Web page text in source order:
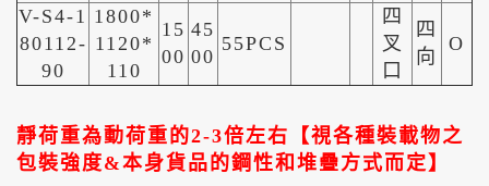
V-S4-1
80112-
90
1800*
1120*
110
15
00
45
00
55PCS
四
叉
口
四
向
O
靜荷重為動荷重的2-3倍左右【視各種裝載物之
包裝強度&本身貨品的鋼性和堆疊方式而定】